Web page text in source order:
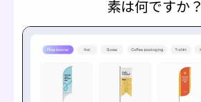
素は何ですか？